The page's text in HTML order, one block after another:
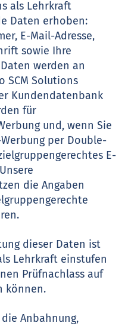
als Lehrkraft
Daten erhoben:
E-Mail-Adresse,
sowie Ihre
werden an
SCM Solutions
Kundendatenbank
für
und, wenn Sie
per Double-
E-
die Angaben
dieser Daten ist
Lehrkraft einstufen
Prüfnachlass auf
können.
Anbahnung,